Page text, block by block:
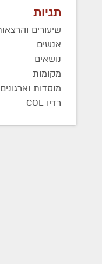
תגיות
שיעורים
אנשים
נושאים
מקומות
מוסדות וארגונים
רדיו COL